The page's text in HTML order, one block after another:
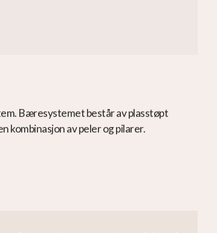
Bæresystemet består av plasstøpt
kombinasjon av peler og pilarer.